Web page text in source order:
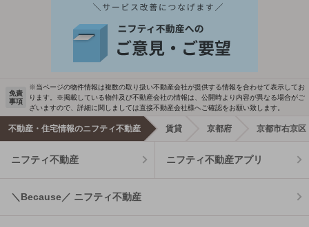
免責
事項
※当ページの物件情報は複数の取り扱い不動産会社が提供する情報を合わせて表示してお
ります。※掲載している物件及び不動産会社の情報は、公開時より内容が異なる場合がご
ざいますので、詳細に関しましては直接不動産会社様へご確認をお願い致します。
不動産・住宅情報のニフティ不動産 賃貸 京都府 京都市右京区
ニフティ不動産 ニフティ不動産アプリ
＼Because／ ニフティ不動産